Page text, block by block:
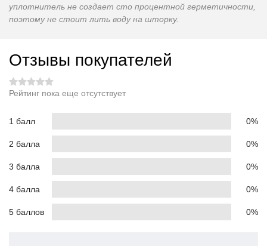
уплотнитель не создает сто процентной герметичности,
поэтому не стоит лить воду на шторку.
Отзывы покупателей
Рейтинг пока еще отсутствует
1 балл 0%
2 балла 0%
3 балла 0%
4 балла 0%
5 баллов 0%